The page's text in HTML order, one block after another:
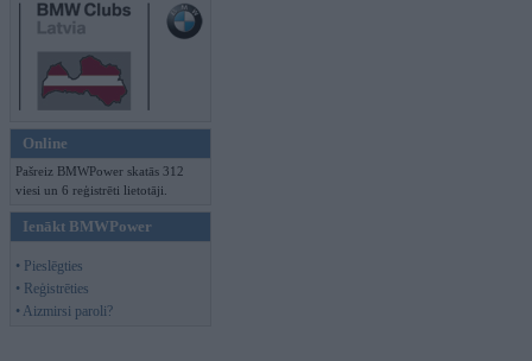
Online
Pašreiz BMWPower skatās 312
viesi un 6 reģistrēti lietotāji.
Ienākt BMWPower
• Pieslēgties
• Reģistrēties
• Aizmirsi paroli?